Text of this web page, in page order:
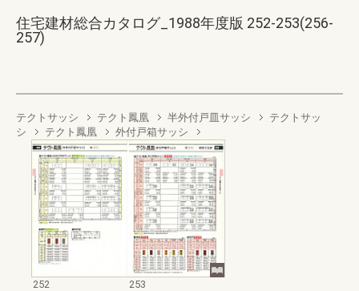
住宅建材総合カタログ_1988年度版 252-253(256-
257)
テクトサッシ テクト鳳凰 半外付戸皿サッシ
テクトサッ
シ
テクト鳳凰 外付戸箱サッシ
252
253